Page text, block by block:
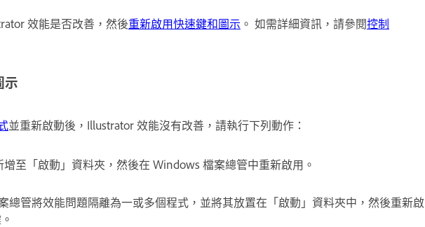
效能是否改善，然後重新啟用快速鍵和圖示 。 如需詳細資訊，請參閱控制
示
並重新啟動後，Illustrator 效能沒有改善，請執行下列動作：
至「啟動」資料夾，然後在 Windows 檔案總管中重新啟用。
總管將效能問題隔離為一或多個程式，並將其放置在「啟動」資料夾中，然後重新啟